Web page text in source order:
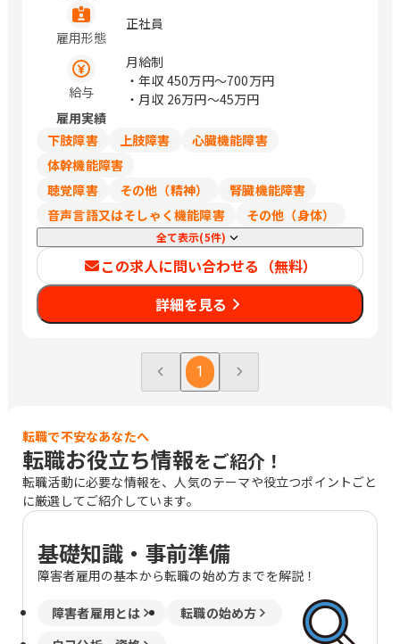
雇用形態
正社員
給与
月給制
・年収 450万円〜700万円
・月収 26万円〜45万円
雇用実績
下肢障害
上肢障害
心臓機能障害
体幹機能障害
聴覚障害
その他（精神）
腎臓機能障害
音声言語又はそしゃく機能障害
その他（身体）
全て表示(5件)
この求人に問い合わせる（無料）
詳細を見る
1
転職で不安なあなたへ
転職お役立ち情報をご紹介！
転職活動に必要な情報を、人気のテーマや役立つポイントごと
に厳選してご紹介しています。
基礎知識・事前準備
障害者雇用の基本から転職の始め方までを解説！
障害者雇用とは
転職の始め方